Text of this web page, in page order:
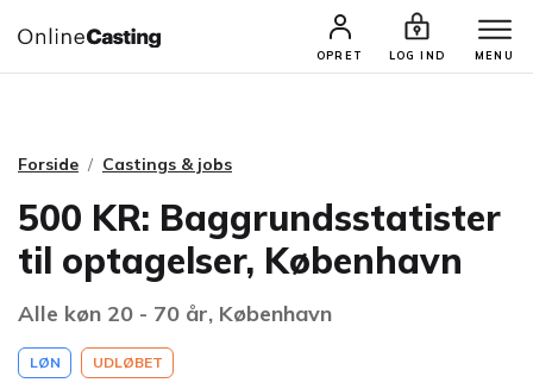
OPRET LOG IND MENU
CASTINGS & JOBS SØG PROFIL
Forside Castings & jobs
500 KR: Baggrundsstatister
til optagelser, København
Alle køn 20 - 70 år, København
LØN UDLØBET